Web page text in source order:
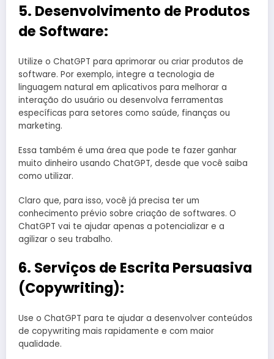
5. Desenvolvimento de Produtos
de Software:
Utilize o ChatGPT para aprimorar ou criar produtos de
software. Por exemplo, integre a tecnologia de
linguagem natural em aplicativos para melhorar a
interação do usuário ou desenvolva ferramentas
específicas para setores como saúde, finanças ou
marketing.
Essa também é uma área que pode te fazer ganhar
muito dinheiro usando ChatGPT, desde que você saiba
como utilizar.
Claro que, para isso, você já precisa ter um
conhecimento prévio sobre criação de softwares. O
ChatGPT vai te ajudar apenas a potencializar e a
agilizar o seu trabalho.
6. Serviços de Escrita Persuasiva
(Copywriting):
Use o ChatGPT para te ajudar a desenvolver conteúdos
de copywriting mais rapidamente e com maior
qualidade.